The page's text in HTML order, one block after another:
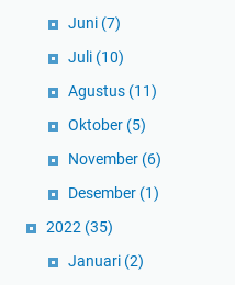
Juni (7)
Juli (10)
Agustus (11)
Oktober (5)
November (6)
Desember (1)
2022 (35)
Januari (2)